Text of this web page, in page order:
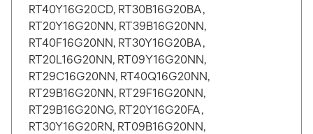
RT40Y16G20CD, RT30B16G20BA,
RT20Y16G20NN, RT39B16G20NN,
RT40F16G20NN, RT30Y16G20BA,
RT20L16G20NN, RT09Y16G20NN,
RT29C16G20NN, RT40Q16G20NN,
RT29B16G20NN, RT29F16G20NN,
RT29B16G20NG, RT20Y16G20FA,
RT30Y16G20RN, RT09B16G20NN,